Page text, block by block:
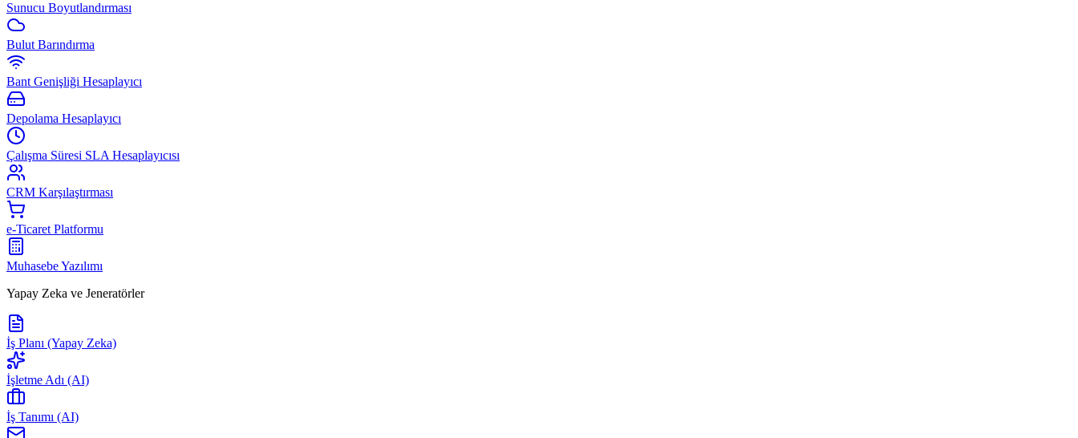
Sunucu Boyutlandırması
Bulut Barındırma
Bant Genişliği Hesaplayıcı
Depolama Hesaplayıcı
Çalışma Süresi SLA Hesaplayıcısı
CRM Karşılaştırması
e-Ticaret Platformu
Muhasebe Yazılımı
Yapay Zeka ve Jeneratörler
İş Planı (Yapay Zeka)
İşletme Adı (AI)
İş Tanımı (AI)